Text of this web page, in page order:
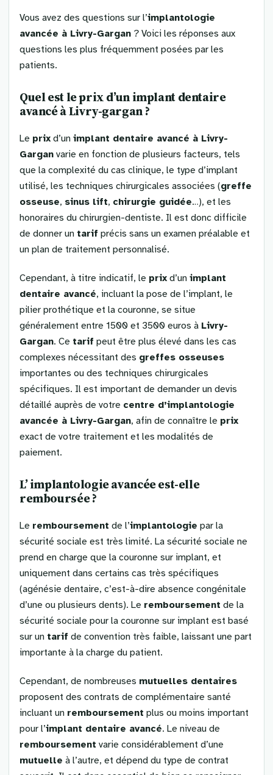
Vous avez des questions sur l’implantologie
avancée à Livry-Gargan ? Voici les réponses aux
questions les plus fréquemment posées par les
patients.
Quel est leprixd’unimplant dentaire
avancéà Livry-gargan ?
Le prix d’un implant dentaire avancé à Livry-
Gargan varie en fonction de plusieurs facteurs, tels
que la complexité du cas clinique, le type d’implant
utilisé, les techniques chirurgicales associées (greffe
osseuse, sinus lift, chirurgie guidée…), et les
honoraires du chirurgien-dentiste. Il est donc difficile
de donner un tarif précis sans un examen préalable et
un plan de traitement personnalisé.
Cependant, à titre indicatif, le prix d’un implant
dentaire avancé, incluant la pose de l’implant, le
pilier prothétique et la couronne, se situe
généralement entre 1500 et 3500 euros à Livry-
Gargan. Ce tarif peut être plus élevé dans les cas
complexes nécessitant des greffes osseuses
importantes ou des techniques chirurgicales
spécifiques. Il est important de demander un devis
détaillé auprès de votre centre d’implantologie
avancée à Livry-Gargan, afin de connaître le prix
exact de votre traitement et les modalités de
paiement.
L’implantologie avancéeest-elle
remboursée?
Le remboursement de l’implantologie par la
sécurité sociale est très limité. La sécurité sociale ne
prend en charge que la couronne sur implant, et
uniquement dans certains cas très spécifiques
(agénésie dentaire, c’est-à-dire absence congénitale
d’une ou plusieurs dents). Le remboursement de la
sécurité sociale pour la couronne sur implant est basé
sur un tarif de convention très faible, laissant une part
importante à la charge du patient.
Cependant, de nombreuses mutuelles dentaires
proposent des contrats de complémentaire santé
incluant un remboursement plus ou moins important
pour l’implant dentaire avancé. Le niveau de
remboursement varie considérablement d’une
mutuelle à l’autre, et dépend du type de contrat